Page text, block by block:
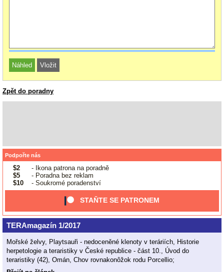
Zpět do poradny
Podpořte nás
$2
- Ikona patrona na poradně
$5
- Poradna bez reklam
$10
- Soukromé poradenství
STAŇTE SE PATRONEM
TERAmagazín 1/2017
Mořské želvy, Playtsauři - nedoceněné klenoty v teráriích, Historie
herpetologie a teraristiky v České republice - část 10., Úvod do
teraristiky (42), Omán, Chov rovnakonôžok rodu Porcellio;